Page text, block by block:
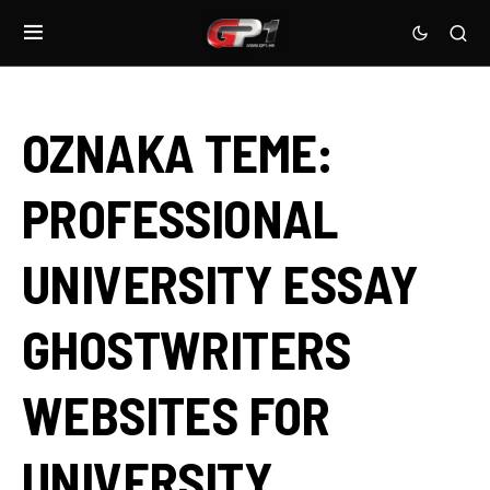
OZNAKA TEME:
PROFESSIONAL
UNIVERSITY ESSAY
GHOSTWRITERS
WEBSITES FOR